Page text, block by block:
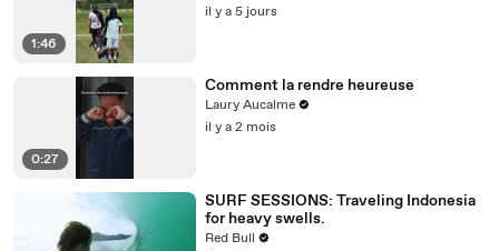
1:46
il y a 5 jours
0:27
Comment la rendre heureuse
Laury Aucalme
il y a 2 mois
SURF SESSIONS: Traveling Indonesia
for heavy swells.
Red Bull